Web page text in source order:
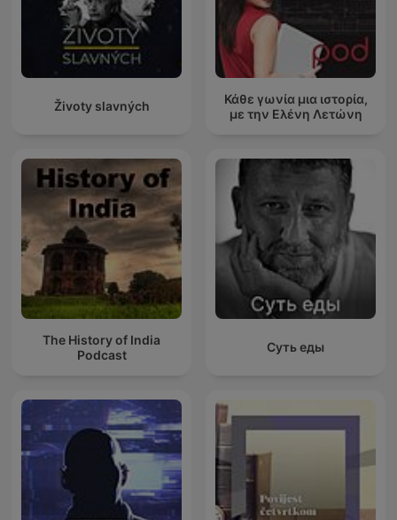
Životy slavných
Κάθε γωνία μια ιστορία,
με την Ελένη Λετώνη
The History of India
Podcast
Суть еды